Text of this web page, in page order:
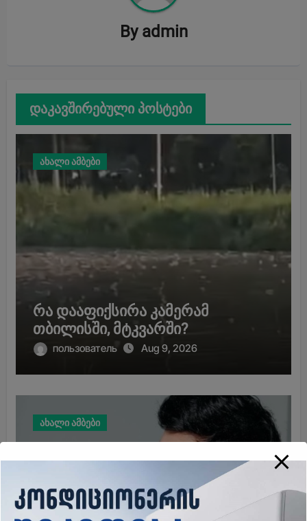
By admin
დაკავშირებული პოსტები
ახალი ამბები
რა დააფიქსირა კამერამ
თბილისში, მტკვარში?
пользователь Aug 9, 2026
ახალი ამბები